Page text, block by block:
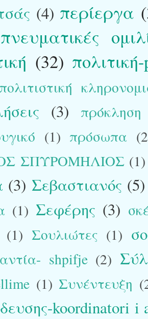
(4) περίεργα
πνευματικές
(32)
πολιτιστική
(3)
πρόκληση
(1) πρόσωπα
ΣΠΥΡΟΜΗΛΙΟΣ (1)
(3) Σεβαστιανός (5)
(1) Σεφέρης (3)
(1) Σουλιώτες (1)
shpifje (2)
(1) Συνέντευξη
koordinatori i